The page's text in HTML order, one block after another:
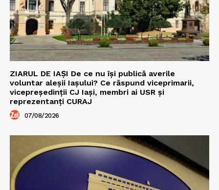
ZIARUL DE IAȘI De ce nu își publică averile
voluntar aleșii Iașului? Ce răspund viceprimarii,
vicepreședinții CJ Iași, membri ai USR și
reprezentanți CURAJ
07/08/2026